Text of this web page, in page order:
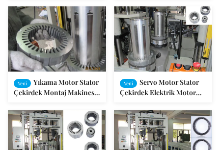
Makinası
Makinası Sarma
Yeni
Yıkama Motor Stator
Çekirdek Montaj Makinesi
4
Yeni
Servo Motor Stator
Çekirdek Elektrik Motor
Stator Çekirdek Makinesi
Sarma